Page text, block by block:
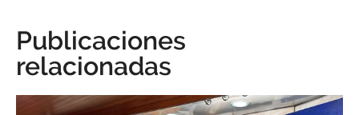
Publicaciones
relacionadas